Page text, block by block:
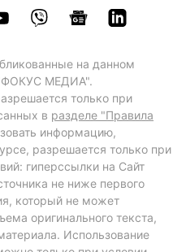
на данном
МЕДИА".
только при
в разделе "Правила
информацию,
разрешается только при
гиперссылки на Сайт
не ниже первого
который не может
оригинального текста,
Использование